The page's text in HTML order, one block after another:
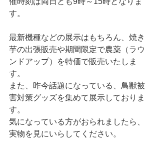
す。
最新機種などの展示はもちろん、焼き
芋の出張販売や期間限定で農薬（ラウ
ンドアップ）を特価で販売いたしま
す。
また、昨今話題になっている
鳥獣被
害対策グッズを集めて展示しておりま
す。
気になっている方がおられましたら、
実物を見にいらしてください。